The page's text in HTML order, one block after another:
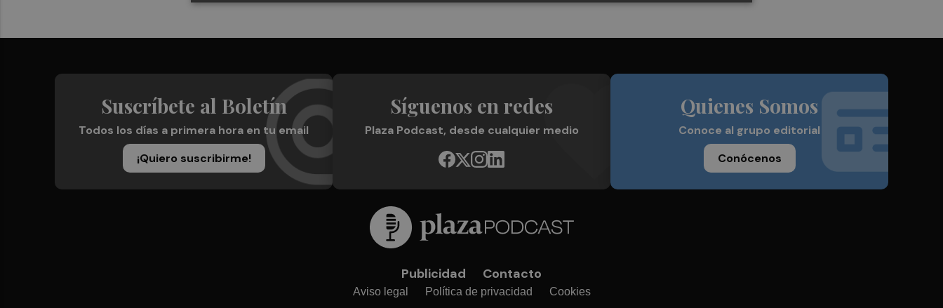
Suscríbete al Boletín
Todos los días a primera hora en tu email
¡Quiero suscribirme!
Síguenos en redes
Plaza Podcast, desde cualquier medio
Quienes Somos
Conoce al grupo editorial
Conócenos
Publicidad Contacto
Aviso legal Política de privacidad Cookies